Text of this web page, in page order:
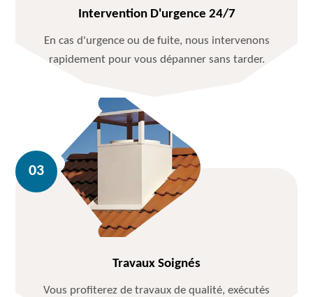
Intervention D'urgence 24/7
En cas d'urgence ou de fuite, nous intervenons
rapidement pour vous dépanner sans tarder.
Travaux Soignés
Vous profiterez de travaux de qualité, exécutés